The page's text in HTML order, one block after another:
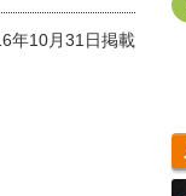
年10月31日掲載